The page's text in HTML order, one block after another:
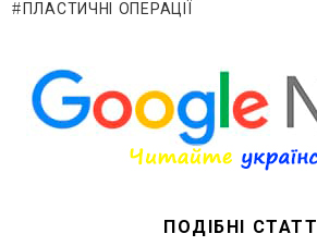
ПЛАСТИЧНІ ОПЕРАЦІЇ
ПОДІБНІ СТАТТІ